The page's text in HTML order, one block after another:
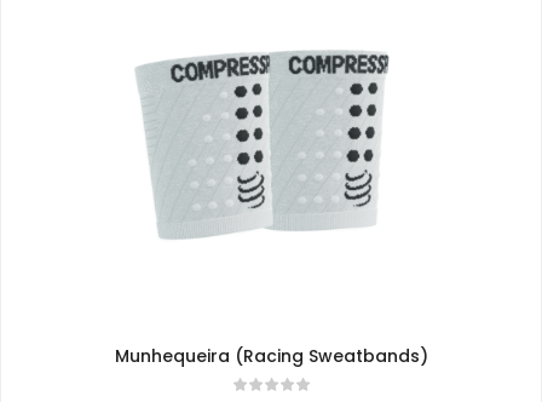
Munhequeira (Racing Sweatbands)